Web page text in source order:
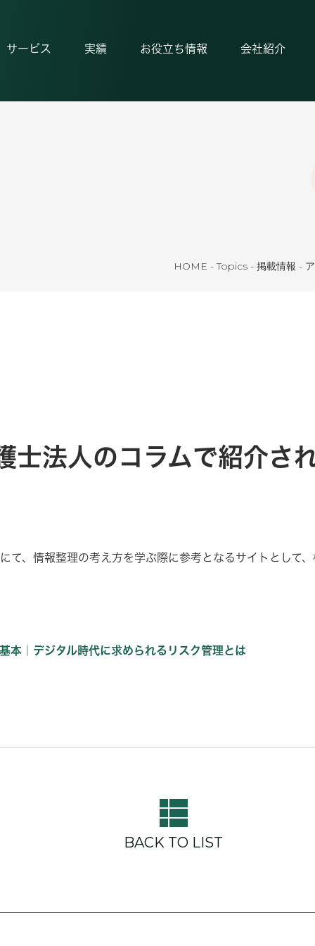
サービス 実績 お役立ち情報 会社紹介
HOME -Topics - 掲載情報 -
士法人のコラムで紹介さ
にて、情報整理の考え方を学ぶ際に参考となるサイトとして
本｜デジタル時代に求められるリスク管理とは
BACK TO LIST